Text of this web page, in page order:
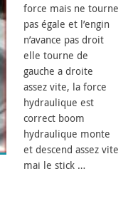
force mais ne tourne
pas égale et l’engin
n’avance pas droit
elle tourne de
gauche a droite
assez vite, la force
hydraulique est
correct boom
hydraulique monte
et descend assez vite
mai le stick …